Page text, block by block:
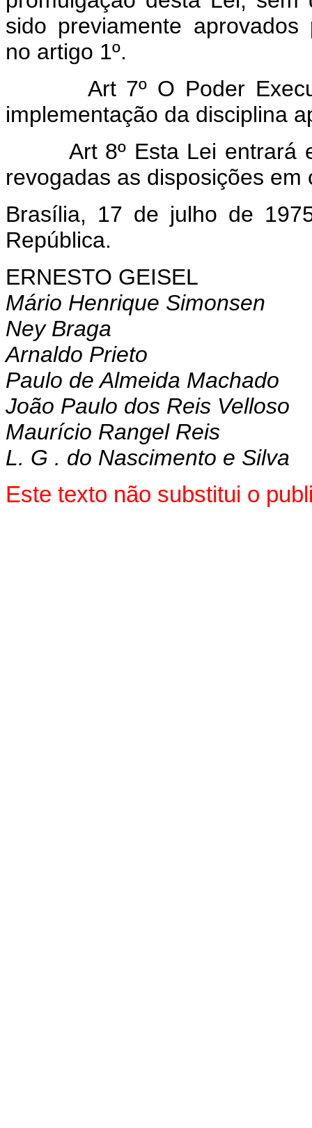
sido previamente
no artigo 1º.
Art 7º O Poder
implementação da disciplina
Art 8º Esta Lei entrará
revogadas as disposições em
Brasília, 17 de julho de
República.
ERNESTO GEISEL
Mário Henrique Simonsen
Ney Braga
Arnaldo Prieto
Paulo de Almeida Machado
João Paulo dos Reis Velloso
Maurício Rangel Reis
L. G . do Nascimento e Silva
Este texto não substitui o